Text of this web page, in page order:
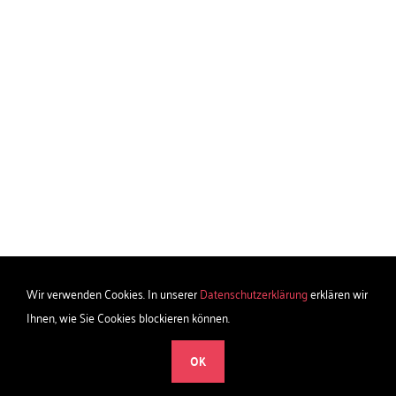
Wir verwenden Cookies. In unsererDatenschutzerklärungerklären wir
Ihnen, wie Sie Cookies blockieren können.
OK